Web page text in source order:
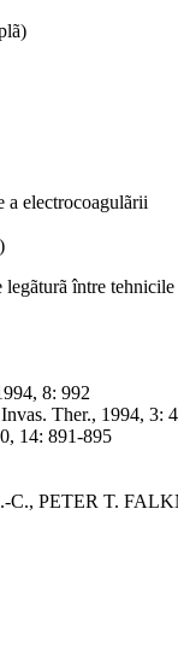
a electrocoagulãrii
între
8: 992
Ther., 1994, 3:
14: 891-895
PETER T.